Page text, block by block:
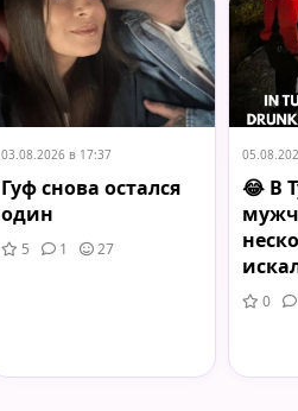
03.08.2026 в 17:37
Гуф снова остался
один
5 1 27
😂 В
0